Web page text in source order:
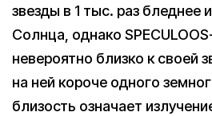
звезды в 1 тыс. раз бледнее
Солнца, однако
невероятно близко к своей
на ней короче одного
близость означает